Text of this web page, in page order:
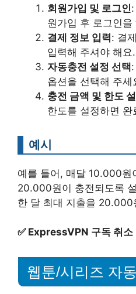
회원가입 및 로그인
원가입 후 로그인을
결제 정보 입력: 결
입력해 주셔야 해요.
자동충전 설정 선택
옵션을 선택해 주세
충전 금액 및 한도
한도를 설정하면 완
예시
예를 들어, 매달 10.000원
20.000원이 충전되도록
한 달 최대 지출을 20.000
✅ ExpressVPN 구독 취소
웹툰/시리즈 자